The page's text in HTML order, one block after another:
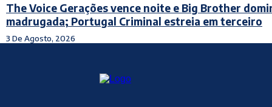
The Voice Gerações vence noite e Big Brother
madrugada; Portugal Criminal estreia em terceiro
3 De Agosto, 2026